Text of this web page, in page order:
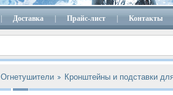
Доставка Прайс-лист Контакты
Огнетушители Кронштейны и подставки